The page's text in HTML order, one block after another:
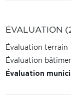
ÉVALUATION
Évaluation terrain
Évaluation
Évaluation